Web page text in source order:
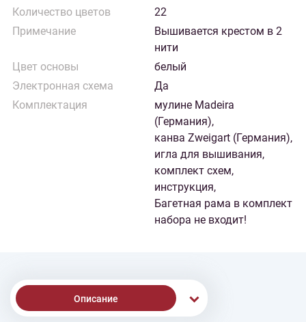
Количество цветов
22
Примечание
Вышивается крестом в 2
нити
Цвет основы
белый
Электронная схема
Да
Комплектация
мулине Madeira
(Германия),
канва Zweigart (Германия),
игла для вышивания,
комплект схем,
инструкция,
Багетная рама в комплект
набора не входит!
Описание